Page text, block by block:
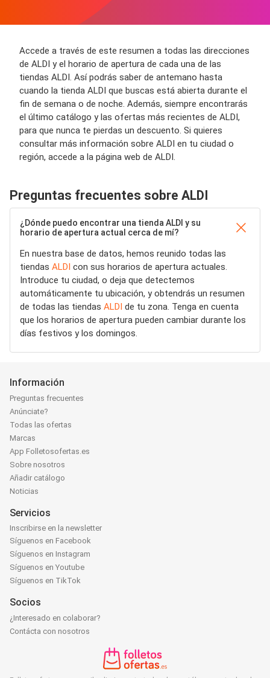
Accede a través de este resumen a todas las direcciones
de ALDI y el horario de apertura de cada una de las
tiendas ALDI. Así podrás saber de antemano hasta
cuando la tienda ALDI que buscas está abierta durante el
fin de semana o de noche. Además, siempre encontrarás
el último catálogo y las ofertas más recientes de ALDI,
para que nunca te pierdas un descuento. Si quieres
consultar más información sobre ALDI en tu ciudad o
región, accede a la página web de ALDI.
Preguntas frecuentes sobre ALDI
¿Dónde puedo encontrar una tienda ALDI y su
horario de apertura actual cerca de mí?
En nuestra base de datos, hemos reunido todas las
tiendas ALDI con sus horarios de apertura actuales.
Introduce tu ciudad, o deja que detectemos
automáticamente tu ubicación, y obtendrás un resumen
de todas las tiendas ALDI de tu zona. Tenga en cuenta
que los horarios de apertura pueden cambiar durante los
días festivos y los domingos.
Información
Preguntas frecuentes
Anúnciate?
Todas las ofertas
Marcas
App Folletosofertas.es
Sobre nosotros
Añadir catálogo
Noticias
Servicios
Inscribirse en la newsletter
Síguenos en Facebook
Síguenos en Instagram
Síguenos en Youtube
Síguenos en TikTok
Socios
¿Interesado en colaborar?
Contácta con nosotros